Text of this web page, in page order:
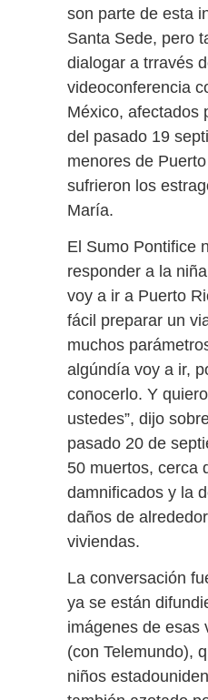
son parte de esta
Santa Sede, pero
dialogar a trravés
videoconferencia
México, afectados
del pasado 19
menores de
sufrieron los
María.
El Sumo Pontifice
responder a la
voy a ir a Puerto
fácil preparar un
muchos
algúndía voy a ir,
conocerlo. Y
ustedes”, dijo
pasado 20 de
50 muertos, cerca
damnificados y la
daños de
viviendas.
La conversación
ya se están
imágenes de esas
(con Telemundo),
niños